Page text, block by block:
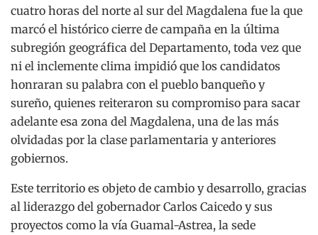
cuatro horas del norte al sur del Magdalena fue la que
marcó el histórico cierre de campaña en la última
subregión geográfica del Departamento, toda vez que
ni el inclemente clima impidió que los candidatos
honraran su palabra con el pueblo banqueño y
sureño, quienes reiteraron su compromiso para sacar
adelante esa zona del Magdalena, una de las más
olvidadas por la clase parlamentaria y anteriores
gobiernos.
Este territorio es objeto de cambio y desarrollo, gracias
al liderazgo del gobernador Carlos Caicedo y sus
proyectos como la vía Guamal-Astrea, la sede